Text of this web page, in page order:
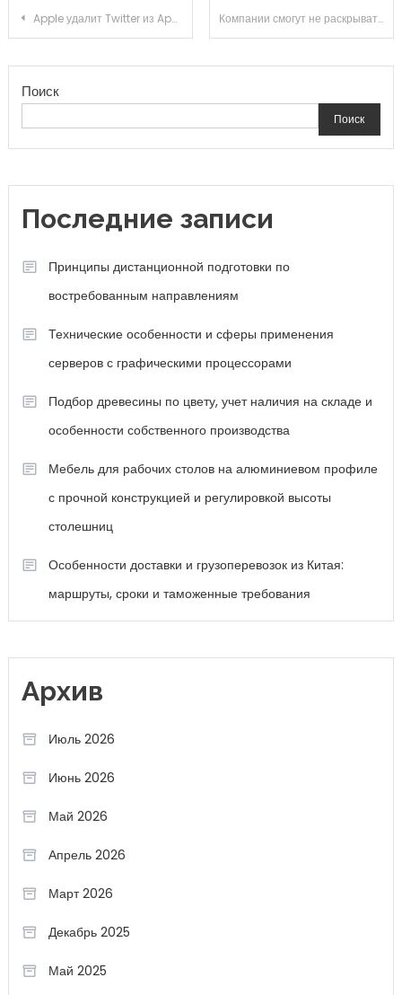
Навигация
по
записям
Apple удалит Twitter из AppStore. Как тебе такое, Илон Маск? Компании смогут не раскрывать отчетность до июля 2023 года
Поиск
Поиск
Последние записи
Принципы дистанционной подготовки по
востребованным направлениям
Технические особенности и сферы применения
серверов с графическими процессорами
Подбор древесины по цвету, учет наличия на складе и
особенности собственного производства
Мебель для рабочих столов на алюминиевом профиле
с прочной конструкцией и регулировкой высоты
столешниц
Особенности доставки и грузоперевозок из Китая:
маршруты, сроки и таможенные требования
Архив
Июль 2026
Июнь 2026
Май 2026
Апрель 2026
Март 2026
Декабрь 2025
Май 2025